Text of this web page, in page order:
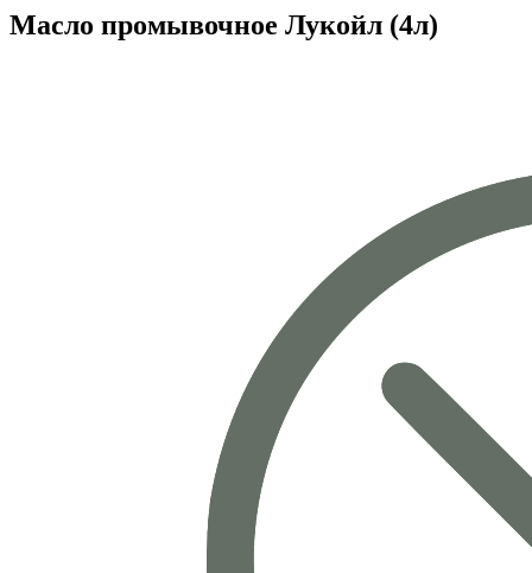
Масло промывочное Лукойл (4л)